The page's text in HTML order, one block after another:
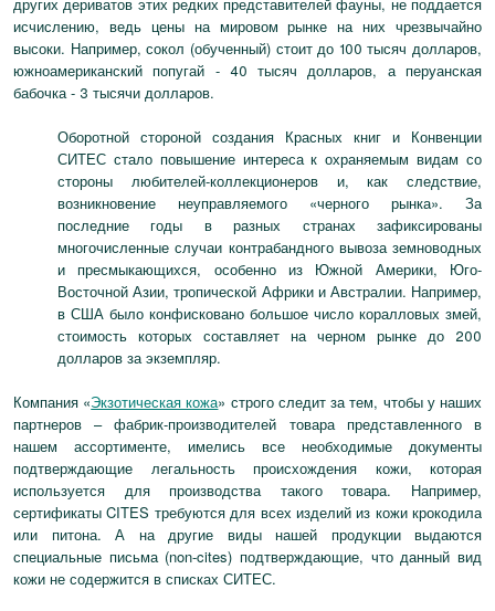
исчислению, ведь цены на мировом рынке на них чрезвычайно
высоки. Например, сокол (обученный) стоит до 100 тысяч долларов,
южноамериканский попугай - 40 тысяч долларов, а перуанская
бабочка - 3 тысячи долларов.
Оборотной стороной создания Красных книг и Конвенции
СИТЕС стало повышение интереса к охраняемым видам со
стороны любителей-коллекционеров и, как следствие,
возникновение неуправляемого «черного рынка». За
последние годы в разных странах зафиксированы
многочисленные случаи контрабандного вывоза земноводных
и пресмыкающихся, особенно из Южной Америки, Юго-
Восточной Азии, тропической Африки и Австралии. Например,
в США было конфисковано большое число коралловых змей,
стоимость которых составляет на черном рынке до 200
долларов за экземпляр.
Компания «Экзотическая кожа» строго следит за тем, чтобы у наших
партнеров – фабрик-производителей товара представленного в
нашем ассортименте, имелись все необходимые документы
подтверждающие легальность происхождения кожи, которая
используется для производства такого товара. Например,
сертификаты CITES требуются для всех изделий из кожи крокодила
или питона. А на другие виды нашей продукции выдаются
специальные письма (non-cites) подтверждающие, что данный вид
кожи не содержится в списках СИТЕС.